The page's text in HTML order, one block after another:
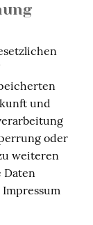
und
oder
weiteren
Daten